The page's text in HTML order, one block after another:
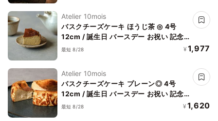
Atelier 10mois
バスクチーズケーキ ほうじ茶 ◎ 4号
12cm / 誕生日 バースデー お祝い 記念
日 お中元
最短 8/28 ¥ 1,977
Atelier 10mois
バスクチーズケーキ プレーン◎ 4号
12cm / 誕生日 バースデー お祝い 記念
日
最短 8/28 ¥ 1,620